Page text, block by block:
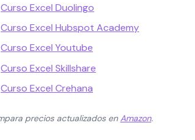
Curso Excel Duolingo
Curso Excel Hubspot Academy
Curso Excel Youtube
Curso Excel Skillshare
Curso Excel Crehana
precios actualizados enAmazon.